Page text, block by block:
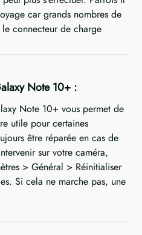
car grands nombres de
le connecteur de charge
Note 10+ :
Note 10+ vous permet de
utile pour certaines
être réparée en cas de
sur votre caméra,
> Général > Réinitialiser
Si cela ne marche pas, une